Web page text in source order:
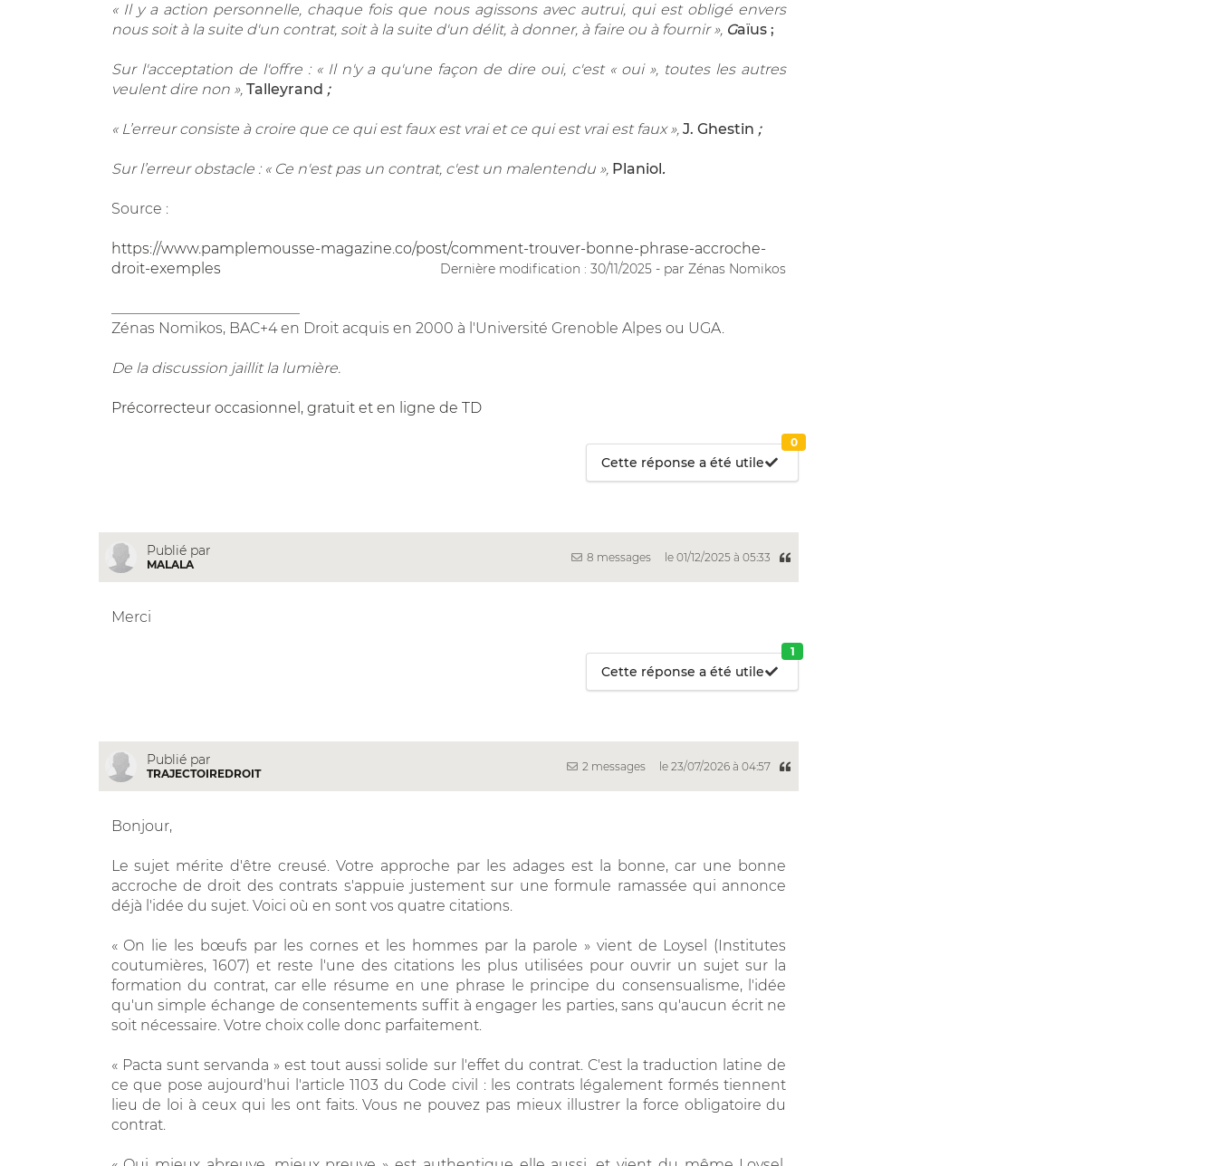
« Il y a action personnelle, chaque fois que nous agissons avec autrui, qui est obligé envers
nous soit à la suite d'un contrat, soit à la suite d'un délit, à donner, à faire ou à fournir », Gaïus ;
Sur l'acceptation de l'offre : « Il n'y a qu'une façon de dire oui, c'est « oui », toutes les autres
veulent dire non », Talleyrand ;
« L’erreur consiste à croire que ce qui est faux est vrai et ce qui est vrai est faux », J. Ghestin ;
Sur l’erreur obstacle : « Ce n'est pas un contrat, c'est un malentendu », Planiol.
Source :
https://www.pamplemousse-magazine.co/post/comment-trouver-bonne-phrase-accroche-
droit-exemples
Dernière modification : 30/11/2025 - par Zénas Nomikos
Zénas Nomikos, BAC+4 en Droit acquis en 2000 à l'Université Grenoble Alpes ou UGA.
De la discussion jaillit la lumière.
Précorrecteur occasionnel, gratuit et en ligne de TD
Cette réponse a été utile
0
Publié par
MALALA
8 messages le 01/12/2025 à 05:33
Merci
Cette réponse a été utile
1
Publié par
TRAJECTOIREDROIT
2 messages le 23/07/2026 à 04:57
Bonjour,
Le sujet mérite d'être creusé. Votre approche par les adages est la bonne, car une bonne
accroche de droit des contrats s'appuie justement sur une formule ramassée qui annonce
déjà l'idée du sujet. Voici où en sont vos quatre citations.
« On lie les bœufs par les cornes et les hommes par la parole » vient de Loysel (Institutes
coutumières, 1607) et reste l'une des citations les plus utilisées pour ouvrir un sujet sur la
formation du contrat, car elle résume en une phrase le principe du consensualisme, l'idée
qu'un simple échange de consentements suffit à engager les parties, sans qu'aucun écrit ne
soit nécessaire. Votre choix colle donc parfaitement.
« Pacta sunt servanda » est tout aussi solide sur l'effet du contrat. C'est la traduction latine de
ce que pose aujourd'hui l'article 1103 du Code civil : les contrats légalement formés tiennent
lieu de loi à ceux qui les ont faits. Vous ne pouvez pas mieux illustrer la force obligatoire du
contrat.